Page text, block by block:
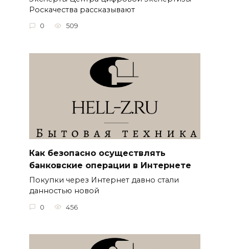
Роскачества рассказывают
0 509
Как безопасно осуществлять
банковские операции в Интернете
Покупки через Интернет давно стали
данностью новой
0 456